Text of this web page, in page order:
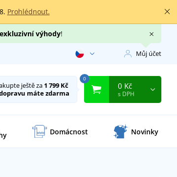
Prohlédnout.
exkluzivní výhody!
Můj účet
ještě za 1 799 Kč
máte zdarma
0
0 Kč
s DPH
Domácnost Novinky